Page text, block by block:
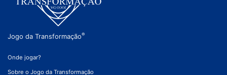
Jogo da Transformação®
Onde jogar?
Sobre o Jogo da Transformação